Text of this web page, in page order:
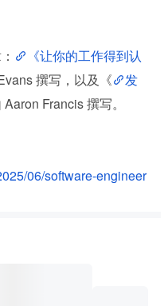
《让你的工作得到认
撰写，以及《
发
Aaron Francis 撰写。
06/software-engineer